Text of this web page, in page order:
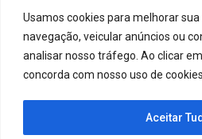
Usamos cookies para melhorar
navegação, veicular anúncios ou
analisar nosso tráfego. Ao clicar
concorda com nosso uso de cookies.
Aceitar
Todos direitos
Proudly powered by